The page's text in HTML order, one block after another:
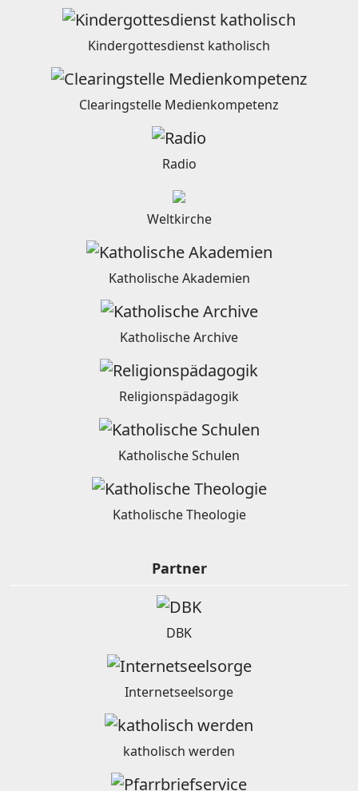
Kindergottesdienst katholisch
Clearingstelle Medienkompetenz
Radio
Weltkirche
Katholische Akademien
Katholische Archive
Religionspädagogik
Katholische Schulen
Katholische Theologie
Partner
DBK
Internetseelsorge
katholisch werden